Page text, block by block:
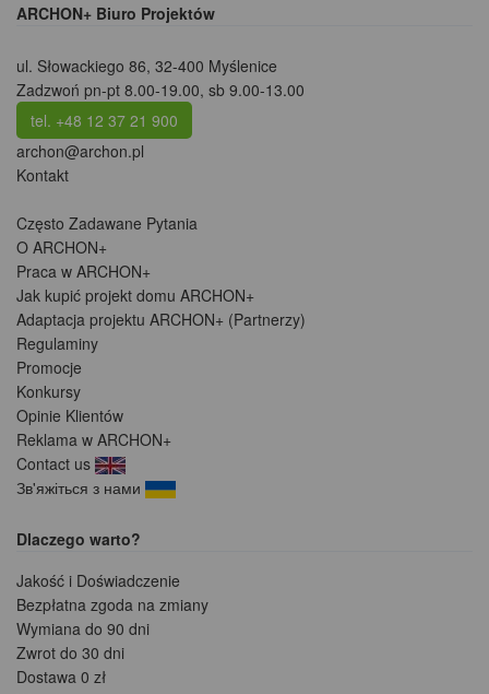
ARCHON+ Biuro Projektów
ul. Słowackiego 86, 32-400 Myślenice
Zadzwoń pn-pt 8.00-19.00, sb 9.00-13.00
tel. +48 12 37 21 900
archon@archon.pl
Kontakt
Często Zadawane Pytania
O ARCHON+
Praca w ARCHON+
Jak kupić projekt domu ARCHON+
Adaptacja projektu ARCHON+ (Partnerzy)
Regulaminy
Promocje
Konkursy
Opinie Klientów
Reklama w ARCHON+
Contact us
Зв'яжіться з нами
Dlaczego warto?
Jakość i Doświadczenie
Bezpłatna zgoda na zmiany
Wymiana do 90 dni
Zwrot do 30 dni
Dostawa 0 zł